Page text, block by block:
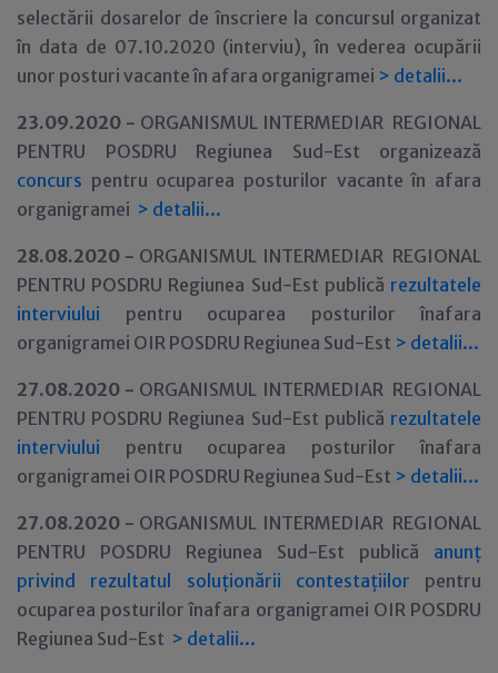
selectării dosarelor de înscriere la concursul organizat
în data de 07.10.2020 (interviu), în vederea ocupării
unor posturi vacante în afara organigramei > detalii...
23.09.2020 - ORGANISMUL INTERMEDIAR REGIONAL
PENTRU POSDRU Regiunea Sud-Est organizează
concurs pentru ocuparea posturilor vacante în afara
organigramei > detalii...
28.08.2020 - ORGANISMUL INTERMEDIAR REGIONAL
PENTRU POSDRU Regiunea Sud-Est publică rezultatele
interviului pentru ocuparea posturilor înafara
organigramei OIR POSDRU Regiunea Sud-Est > detalii...
27.08.2020 - ORGANISMUL INTERMEDIAR REGIONAL
PENTRU POSDRU Regiunea Sud-Est publică rezultatele
interviului pentru ocuparea posturilor înafara
organigramei OIR POSDRU Regiunea Sud-Est > detalii...
27.08.2020 - ORGANISMUL INTERMEDIAR REGIONAL
PENTRU POSDRU Regiunea Sud-Est publică anunț
privind rezultatul soluționării contestațiilor pentru
ocuparea posturilor înafara organigramei OIR POSDRU
Regiunea Sud-Est > detalii...